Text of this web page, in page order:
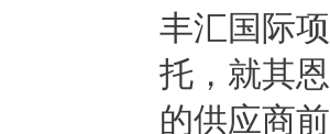
丰汇国际
托，就其
的供应商